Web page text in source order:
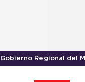
Gobierno Regional del